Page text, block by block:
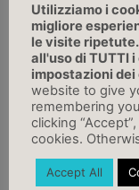
Utilizziamo i
migliore
le visite
all'uso di TUTTI
impostazioni
website to give
remembering
clicking
cookies.
Accept All